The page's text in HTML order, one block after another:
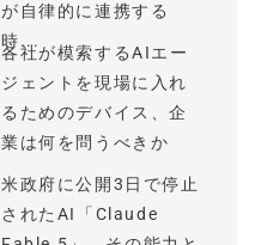
が自律的に連携する
時...
各社が模索するAIエー
ジェントを現場に入れ
るためのデバイス、企
業は何を問うべきか
米政府に公開3日で停止
されたAI「Claude